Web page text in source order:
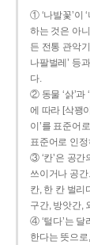
① ‘나발꽃’이
하는 것은 아
든 전통 관악
나팔벌레’ 등
다.
② 동물 ‘삵’과
에 따라 [삭꽹
이’를 표준어
표준어로 인
③ ‘칸’은 공간
쓰이거나 공
칸, 한 칸 벌리
구간, 방앗간,
④ ‘털다’는 달
한다는 뜻으로